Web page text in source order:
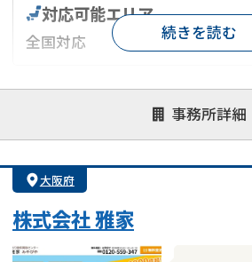
事務所詳細
対応可能エリア
全国対応
対応が親身 オンライン面談可能
1億円以上の買取可
続きを読む
大阪府
株式会社 雅家